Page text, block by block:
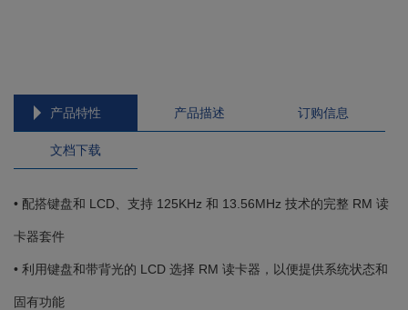
产品特性 产品描述 订购信息
文档下载
• 配搭键盘和 LCD、支持 125KHz 和 13.56MHz 技术的完整 RM 读
卡器套件
• 利用键盘和带背光的 LCD 选择 RM 读卡器，以便提供系统状态和
固有功能